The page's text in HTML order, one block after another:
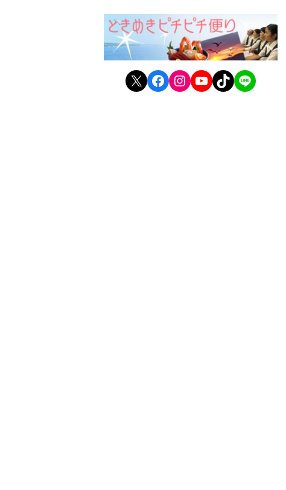
X Facebook Instagram YouTube TikTok LINE